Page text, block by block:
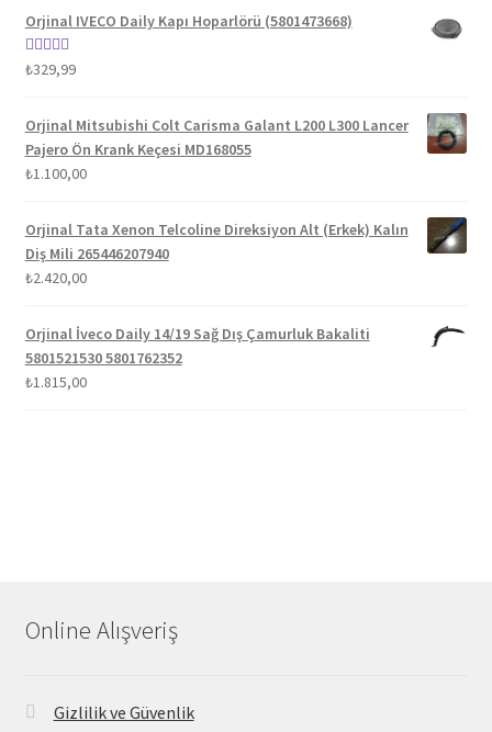
₺1.300,00.
fiyat:
₺1.100,00.
Orjinal IVECO Daily Kapı Hoparlörü (5801473668)
5 üzerinden
₺329,99
Orjinal Mitsubishi Colt Carisma Galant L200 L300 Lancer
Pajero Ön Krank Keçesi MD168055
₺1.100,00
Orjinal Tata Xenon Telcoline Direksiyon Alt (Erkek) Kalın
Diş Mili 265446207940
₺2.420,00
Orjinal İveco Daily 14/19 Sağ Dış Çamurluk Bakaliti
5801521530 5801762352
₺1.815,00
Online Alışveriş
Gizlilik ve Güvenlik